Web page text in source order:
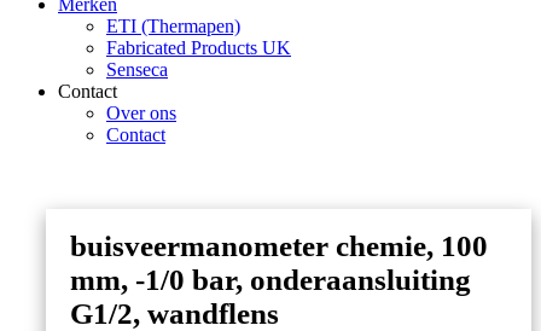
Merken
ETI (Thermapen)
Fabricated Products UK
Senseca
Contact
Over ons
Contact
buisveermanometer chemie, 100
mm, -1/0 bar, onderaansluiting
G1/2, wandflens